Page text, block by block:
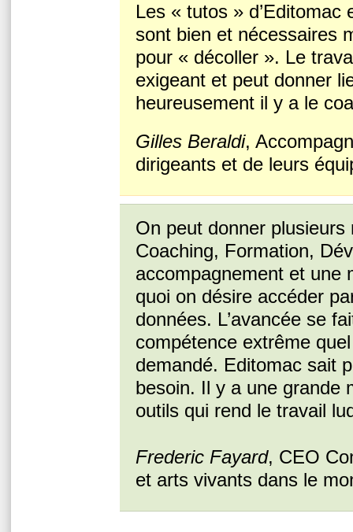
Les « tutos »
sont bien et nécessaires
pour « décoller ». Le
exigeant et peut donner
heureusement il y a le
Gilles Beraldi,
dirigeants et de leurs
On peut donner plusieurs
Coaching, Formation,
accompagnement et une
quoi on désire accéder
données. L’avancée se
compétence extrême
demandé. Editomac sait
besoin. Il y a une grande
outils qui rend le travail
Frederic Fayard, CEO
et arts vivants dans le